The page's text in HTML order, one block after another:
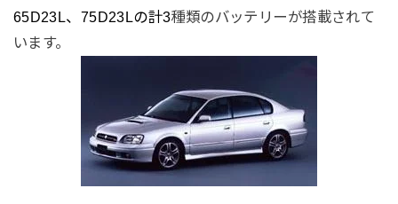
65D23L、75D23Lの計3種類のバッテリーが搭載されて
います。